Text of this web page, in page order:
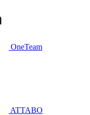
OneTeam
ATTABO